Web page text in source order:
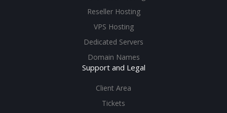
Reseller Hosting
VPS Hosting
Dedicated Servers
Domain Names
Support and Legal
Client Area
Tickets